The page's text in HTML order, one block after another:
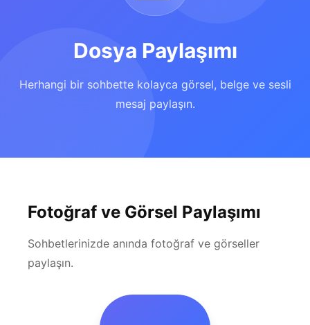
Dosya Paylaşımı
Herhangi bir sohbette kolayca görsel, belge ve sesli
mesaj paylaşın.
Fotoğraf ve Görsel Paylaşımı
Sohbetlerinizde anında fotoğraf ve görseller
paylaşın.